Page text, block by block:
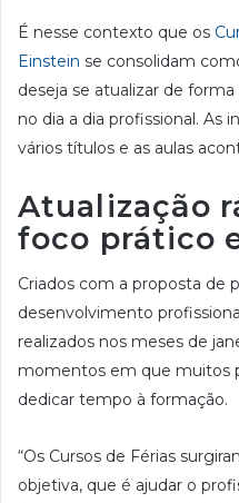
É nesse contexto que os
Einstein se consolidam
deseja se atualizar de
no dia a dia profissional. As
vários títulos e as aulas
Atualização
foco prático
Criados com a proposta de
desenvolvimento
realizados nos meses de
momentos em que muitos
dedicar tempo à formação.
“Os Cursos de Férias
objetiva, que é ajudar o